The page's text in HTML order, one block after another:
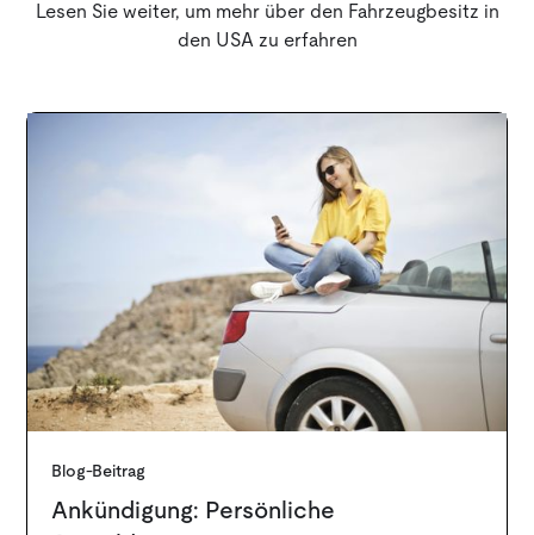
Lesen Sie weiter, um mehr über den Fahrzeugbesitz in
den USA zu erfahren
Blog-Beitrag
Ankündigung: Persönliche